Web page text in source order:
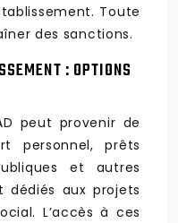
Toute
des sanctions.
: OPTIONS
peut provenir de
personnel, prêts
et autres
dédiés aux projets
L’accès à ces